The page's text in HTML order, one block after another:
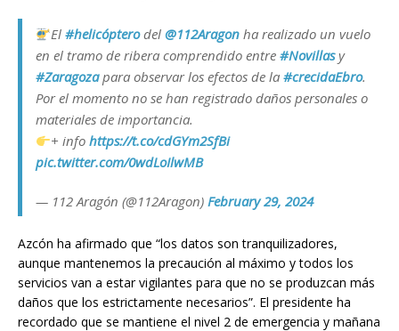
El#helicópterodel@112Aragon ha realizado un vuelo
en el tramo de ribera comprendido entre #Novillasy
#Zaragozapara observar los efectos de la #crecidaEbro.
Por el momento no se han registrado daños personales o
materiales de importancia.
+ infohttps://t.co/cdGYm2SfBi
pic.twitter.com/0wdLoIlwMB
— 112 Aragón (@112Aragon) February 29, 2024
Azcón ha afirmado que “los datos son tranquilizadores,
aunque mantenemos la precaución al máximo y todos los
servicios van a estar vigilantes para que no se produzcan más
daños que los estrictamente necesarios”. El presidente ha
recordado que se mantiene el nivel 2 de emergencia y mañana